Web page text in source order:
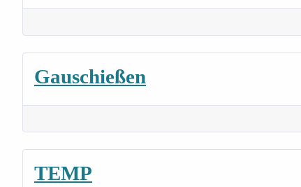
Gauschießen
TEMP